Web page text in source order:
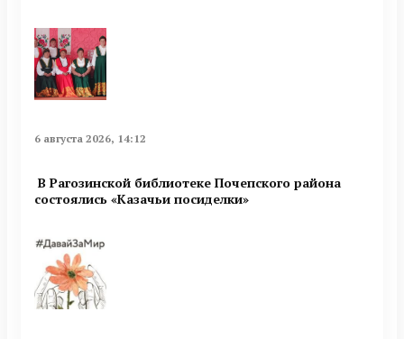
6 августа 2026, 14:12
В Рагозинской библиотеке Почепского района
состоялись «Казачьи посиделки»